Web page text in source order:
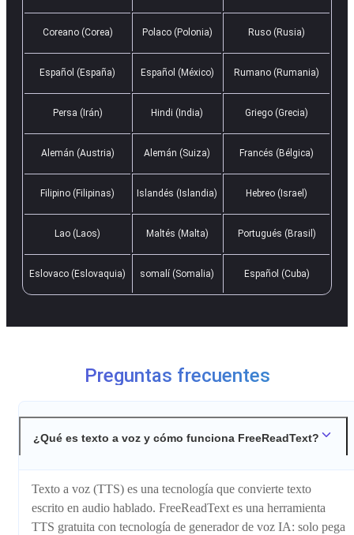
Coreano (Corea) Polaco (Polonia) Ruso (Rusia)
Español (España) Español (México) Rumano (Rumania)
Persa (Irán) Hindi (India) Griego (Grecia)
Alemán (Austria) Alemán (Suiza) Francés (Bélgica)
Filipino (Filipinas) Islandés (Islandia) Hebreo (Israel)
Lao (Laos) Maltés (Malta) Portugués (Brasil)
Eslovaco (Eslovaquia) somalí (Somalia) Español (Cuba)
Preguntas frecuentes
¿Qué es texto a voz y cómo funciona FreeReadText?
Texto a voz (TTS) es una tecnología que convierte texto
escrito en audio hablado. FreeReadText es una herramienta
TTS gratuita con tecnología de generador de voz IA: solo pega